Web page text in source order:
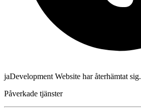
jaDevelopment Website har återhämtat sig.
Påverkade tjänster